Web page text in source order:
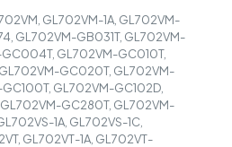
GL702VM-1A, GL702VM-
GL702VM-GB031T, GL702VM-
GL702VM-GC010T,
GC020T, GL702VM-
GL702VM-GC102D,
GC280T, GL702VM-
1A, GL702VS-1C,
GL702VT-1A, GL702VT-